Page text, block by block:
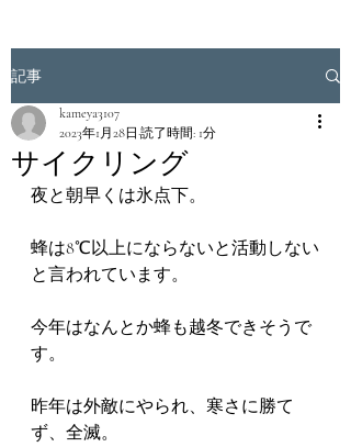
記事
サイクリング
kameya3107
2023年1月28日 読了時間: 1分
夜と朝早くは氷点下。
蜂は8℃以上にならないと活動しない
と言われています。
今年はなんとか蜂も越冬できそうで
す。
昨年は外敵にやられ、寒さに勝て
ず、全滅。